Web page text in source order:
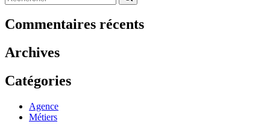
résultat
Commentaires récents
Archives
Catégories
Agence
Métiers